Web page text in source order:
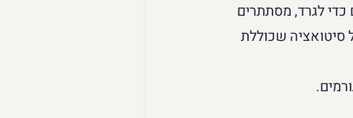
כדי לגרד, מסתתרים
סיטואציה שכוללת